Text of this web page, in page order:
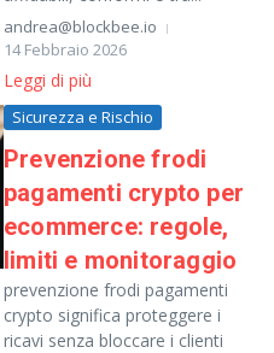
andrea@blockbee.io
14 Febbraio 2026
Leggi di più
Sicurezza e Rischio
Prevenzione frodi
pagamenti crypto per
ecommerce: regole,
limiti e monitoraggio
prevenzione frodi pagamenti
crypto significa proteggere i
ricavi senza bloccare i clienti